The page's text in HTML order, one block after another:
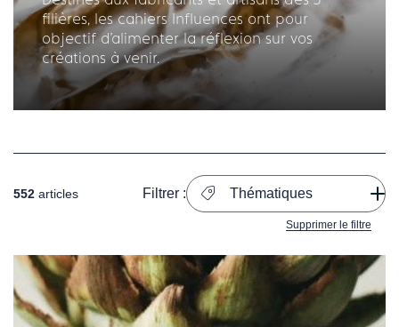
filières, les cahiers Influences ont pour
objectif d'alimenter la réflexion sur vos
créations à venir.
552 articles Filtrer : Thématiques
Supprimer le filtre